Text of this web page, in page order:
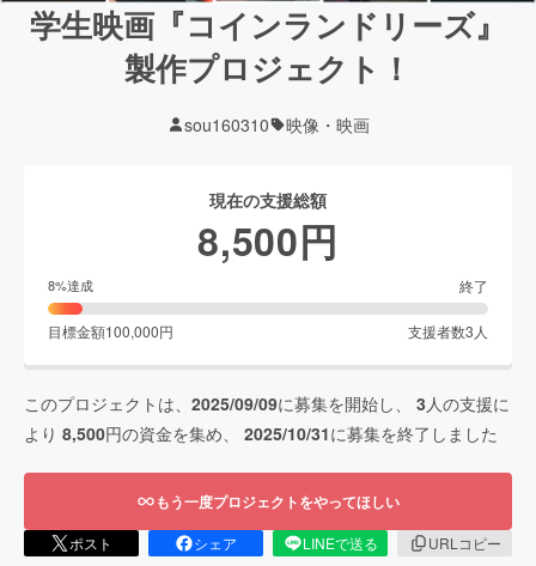
学生映画『コインランドリーズ』
製作プロジェクト！
sou160310 映像・映画
現在の支援総額
8,500円
8%達成 終了
目標金額100,000円 支援者数3 人
このプロジェクトは、 2025/09/09に募集を開始し、 3 人の支援に
より 8,500円の資金を集め、 2025/10/31に募集を終了しました
もう一度プロジェクトをやってほしい
ポスト シェア LINEで送る
URLコピー